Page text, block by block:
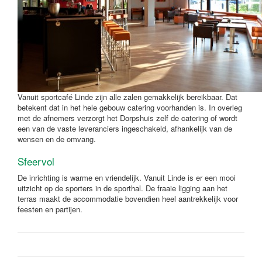
Vanuit sportcafé Linde zijn alle zalen gemakkelijk bereikbaar. Dat
betekent dat in het hele gebouw catering voorhanden is. In overleg
met de afnemers verzorgt het Dorpshuis zelf de catering of wordt
een van de vaste leveranciers ingeschakeld, afhankelijk van de
wensen en de omvang.
Sfeervol
De inrichting is warme en vriendelijk. Vanuit Linde is er een mooi
uitzicht op de sporters in de sporthal. De fraaie ligging aan het
terras maakt de accommodatie bovendien heel aantrekkelijk voor
feesten en partijen.